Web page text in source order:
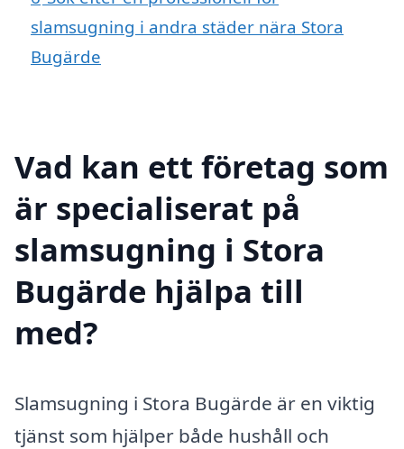
slamsugning i andra städer nära Stora
Bugärde
Vad kan ett företag som
är specialiserat på
slamsugning i Stora
Bugärde hjälpa till
med?
Slamsugning i Stora Bugärde är en viktig
tjänst som hjälper både hushåll och